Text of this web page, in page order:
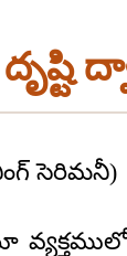
దృష్టి
సెరిమనీ)